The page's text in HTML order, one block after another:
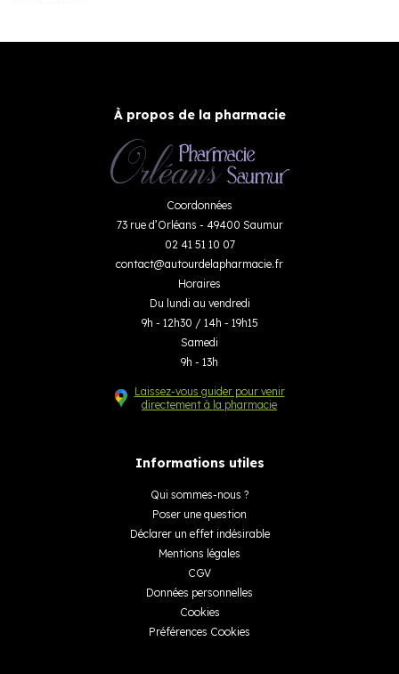
À propos de la pharmacie
Coordonnées
73 rue d’Orléans - 49400 Saumur
02 41 51 10 07
contact@autourdelapharmacie.fr
Horaires
Du lundi au vendredi
9h - 12h30 / 14h - 19h15
Samedi
9h - 13h
Laissez-vous guider pour venir
directement à la pharmacie
Informations utiles
Qui sommes-nous ?
Poser une question
Déclarer un effet indésirable
Mentions légales
CGV
Données personnelles
Cookies
Préférences Cookies